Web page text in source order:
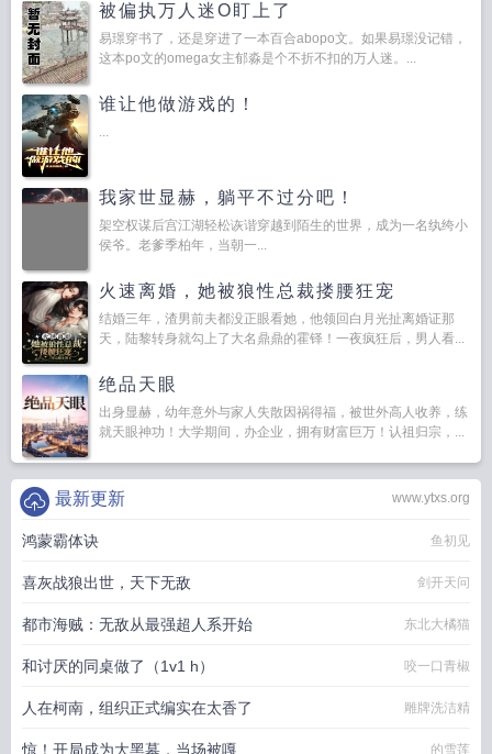
被偏执万人迷O盯上了
易璟穿书了，还是穿进了一本百合abopo文。如果易璟没记错，
这本po文的omega女主郁淼是个不折不扣的万人迷。...
谁让他做游戏的！
...
我家世显赫，躺平不过分吧！
架空权谋后宫江湖轻松诙谐穿越到陌生的世界，成为一名纨绔小
侯爷。老爹季柏年，当朝一...
火速离婚，她被狼性总裁搂腰狂宠
结婚三年，渣男前夫都没正眼看她，他领回白月光扯离婚证那
天，陆黎转身就勾上了大名鼎鼎的霍铎！一夜疯狂后，男人看...
绝品天眼
出身显赫，幼年意外与家人失散因祸得福，被世外高人收养，练
就天眼神功！大学期间，办企业，拥有财富巨万！认祖归宗，...
www.ytxs.org
最新更新
鸿蒙霸体诀 鱼初见
喜灰战狼出世，天下无敌 剑开天问
都市海贼：无敌从最强超人系开始 东北大橘猫
和讨厌的同桌做了（1v1 h） 咬一口青椒
人在柯南，组织正式编实在太香了 雕牌洗洁精
惊！开局成为大黑墓，当场被嘎 的雪莲